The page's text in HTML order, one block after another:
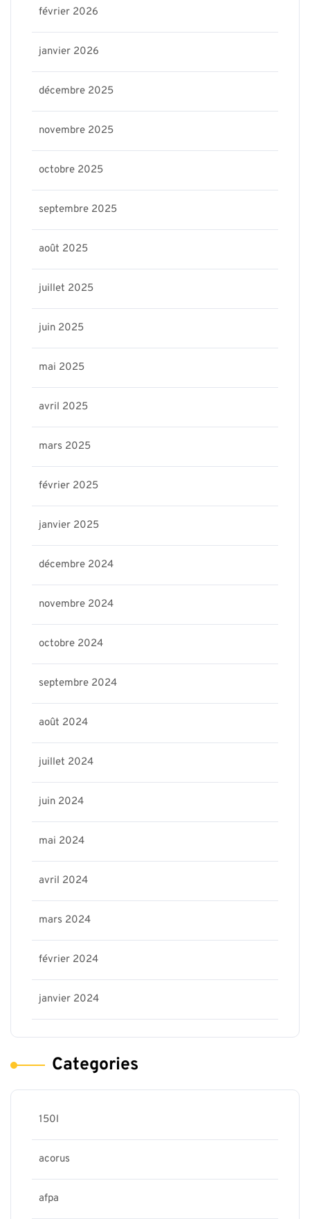
février 2026
janvier 2026
décembre 2025
novembre 2025
octobre 2025
septembre 2025
août 2025
juillet 2025
juin 2025
mai 2025
avril 2025
mars 2025
février 2025
janvier 2025
décembre 2024
novembre 2024
octobre 2024
septembre 2024
août 2024
juillet 2024
juin 2024
mai 2024
avril 2024
mars 2024
février 2024
janvier 2024
Categories
150l
acorus
afpa